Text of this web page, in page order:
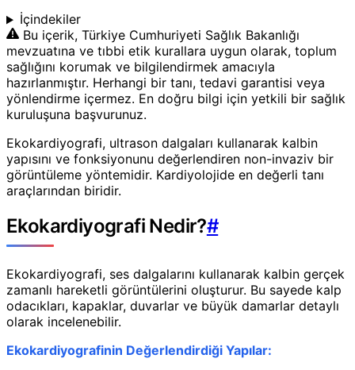
İçindekiler
Bu içerik, Türkiye Cumhuriyeti Sağlık Bakanlığı
mevzuatına ve tıbbi etik kurallara uygun olarak, toplum
sağlığını korumak ve bilgilendirmek amacıyla
hazırlanmıştır. Herhangi bir tanı, tedavi garantisi veya
yönlendirme içermez. En doğru bilgi için yetkili bir sağlık
kuruluşuna başvurunuz.
Ekokardiyografi, ultrason dalgaları kullanarak kalbin
yapısını ve fonksiyonunu değerlendiren non-invaziv bir
görüntüleme yöntemidir. Kardiyolojide en değerli tanı
araçlarından biridir.
Ekokardiyografi Nedir?#
Ekokardiyografi, ses dalgalarını kullanarak kalbin gerçek
zamanlı hareketli görüntülerini oluşturur. Bu sayede kalp
odacıkları, kapaklar, duvarlar ve büyük damarlar detaylı
olarak incelenebilir.
Ekokardiyografinin Değerlendirdiği Yapılar: